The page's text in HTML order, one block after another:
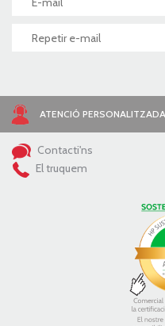
ATENCIÓ PERSONALITZADA
Contacti'ns
El truquem